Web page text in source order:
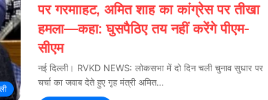
पर गरमााहट, अमित शाह का कांग्रेस पर तीखा
हमला—कहा: घुसपैठिए तय नहीं करेंगे पीएम-
सीएम
नई दिल्ली। RVKD NEWS: लोकसभा में दो दिन चली चुनाव सुधार पर
चर्चा का जवाब देते हुए गृह मंत्री अमित…